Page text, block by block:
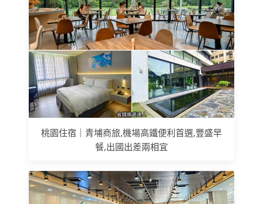
桃園住宿｜青埔商旅,機場高鐵便利首選,豐盛早
餐,出國出差兩相宜